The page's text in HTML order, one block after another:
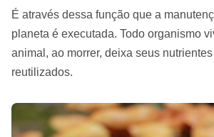
É através dessa função que a
planeta é executada. Todo organismo
animal, ao morrer, deixa seus
reutilizados.